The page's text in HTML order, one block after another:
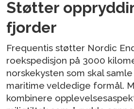
Støtter
fjorder
Frequentis støtter Nordic
roekspedisjon på 3000
norskekysten som skal
maritime veldedige formål.
kombinere